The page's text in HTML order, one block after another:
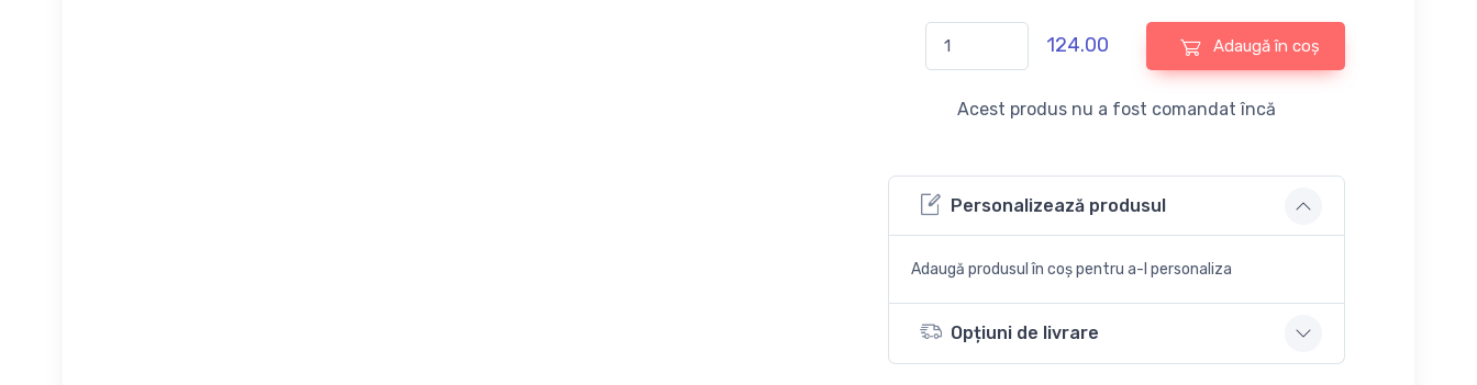
124.00 Adaugă în coș
Acest produs nu a fost comandat încă
Personalizează produsul
Adaugă produsul în coș pentru a-l personaliza
Opțiuni de livrare